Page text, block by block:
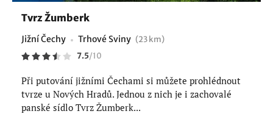
Tvrz Žumberk
Jižní Čechy Trhové Sviny (23 km)
7.5/10
Při putování jižními Čechami si můžete prohlédnout
tvrze u Nových Hradů. Jednou z nich je i zachovalé
panské sídlo Tvrz Žumberk...